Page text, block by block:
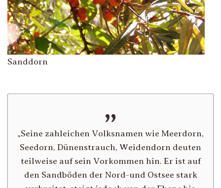
Sanddorn
„Seine zahleichen Volksnamen wie Meerdorn,
Seedorn, Dünenstrauch, Weidendorn deuten
teilweise auf sein Vorkommen hin. Er ist auf
den Sandböden der Nord-und Ostsee stark